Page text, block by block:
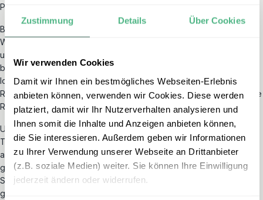
Zustimmung Details Über Cookies
Wir verwenden Cookies
Damit wir Ihnen ein bestmögliches Webseiten-Erlebnis
anbieten können, verwenden wir Cookies. Diese werden
platziert, damit wir Ihr Nutzerverhalten analysieren und
Ihnen somit die Inhalte und Anzeigen anbieten können,
die Sie interessieren. Außerdem geben wir Informationen
zu Ihrer Verwendung unserer Webseite an Drittanbieter
(z.B. soziale Medien) weiter. Sie können Ihre Einwilligung
jederzeit ändern oder widerrufen.
Partnern und indigenen Gemeinschaften steht dabei im Mittelpunkt.
Besonders beeindruckend ist das Engagement für die
Wiederaufforstung in Borneo, wo unser Partner aktiv Projekte
unterstützt, die den Erhalt des Regenwaldes und den Schutz
bedrohter Tierarten wie Orang-Utans fördern. Gemeinsam mit den
lokalen Gemeinschaften werden nachhaltige Alternativen zur
Ressourcennutzung entwickelt, um langfristige Perspektiven für die
Region zu schaffen.
Unsere Partner besuchen regelmäßig Hotels, Lodges und
Touranbieter, um sicherzustellen, dass diese umweltfreundlich
arbeiten und authentische Erlebnisse ermöglichen, die abseits der
gängigen Touristenpfade liegen. Ziel ist es, Reisenden die
Schönheit Malaysias und Borneos nahezubringen, während
gleichzeitig die lokale Bevölkerung wirtschaftlich profitiert und die